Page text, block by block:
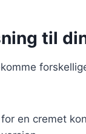
til
en cremet